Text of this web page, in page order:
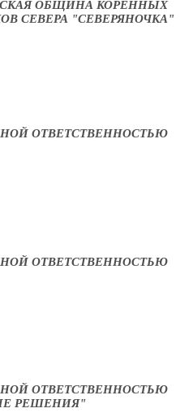
ОБЩИНА КОРЕННЫХ
СЕВЕРА "СЕВЕРЯНОЧКА"
ОТВЕТСТВЕННОСТЬЮ
ОТВЕТСТВЕННОСТЬЮ
ОТВЕТСТВЕННОСТЬЮ
РЕШЕНИЯ"